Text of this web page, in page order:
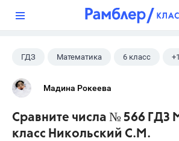
ГДЗ Математика 6 класс +1
Никольский С.М.
Мадина Рокеева
Сравните числа № 566 ГДЗ
класс Никольский С.М.